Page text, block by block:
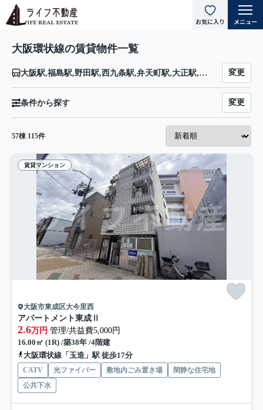
大阪環状線の賃貸物件一覧
大阪駅,福島駅,野田駅,西九条駅,弁天町駅,大正駅,芦原橋駅,今宮駅,新今宮駅,天王寺駅,寺田町駅,桃谷駅,鶴橋駅,玉造駅,森ノ宮駅,大阪城公園駅,京橋駅,桜ノ宮駅,天満駅 変更
条件から探す 変更
57棟 115件
賃貸マンション
大阪市東成区大今里西
アパートメント東成Ⅱ
2.6万円 管理/共益費5,000円
16.00㎡ (1R) /築38年 /4階建
大阪環状線「玉造」駅 徒歩17分
CATV 光ファイバー 敷地内ごみ置き場
閑静な住宅地
公共下水